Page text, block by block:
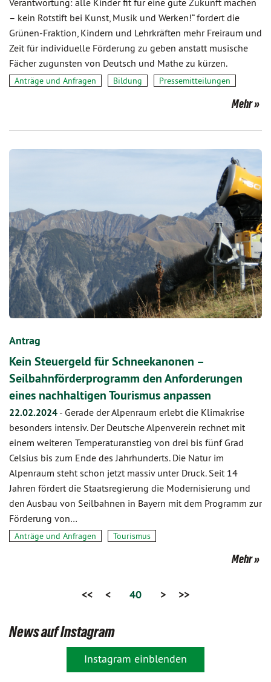
– kein Rotstift bei Kunst, Musik und Werken!“ fordert die
Grünen-Fraktion, Kindern und Lehrkräften mehr Freiraum und
Zeit für individuelle Förderung zu geben anstatt musische
Fächer zugunsten von Deutsch und Mathe zu kürzen.
Anträge und Anfragen Bildung Pressemitteilungen
Mehr
Antrag
Kein Steuergeld für Schneekanonen –
Seilbahnförderprogramm den Anforderungen
eines nachhaltigen Tourismus anpassen
22.02.2024 - Gerade der Alpenraum erlebt die Klimakrise
besonders intensiv. Der Deutsche Alpenverein rechnet mit
einem weiteren Temperaturanstieg von drei bis fünf Grad
Celsius bis zum Ende des Jahrhunderts. Die Natur im
Alpenraum steht schon jetzt massiv unter Druck. Seit 14
Jahren fördert die Staatsregierung die Modernisierung und
den Ausbau von Seilbahnen in Bayern mit dem Programm zur
Förderung von…
Anträge und Anfragen Tourismus
Mehr
<< < 40 > >>
News auf Instagram
Instagram einblenden